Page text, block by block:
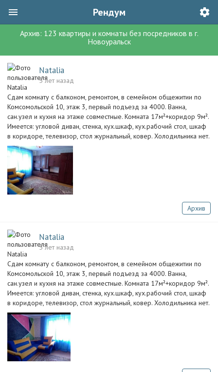
Рендум
Архив: 123 квартиры и комнаты без посредников в г.
Новоуральск
Natalia
5 лет назад
Сдам комнату с балконом, ремонтом, в семейном общежитии по
Комсомольской 10, этаж 3, первый подъезд за 4000. Ванна,
сан.узел и кухня на этаже совместные. Комната 17м²+коридор 9м².
Имеется: угловой диван, стенка, кух.шкаф, кух.рабочий стол, шкаф
в коридоре, телевизор, стол журнальный, ковер. Холодильника нет.
Архив
Natalia
5 лет назад
Сдам комнату с балконом, ремонтом, в семейном общежитии по
Комсомольской 10, этаж 3, первый подъезд за 4000. Ванна,
сан.узел и кухня на этаже совместные. Комната 17м²+коридор 9м².
Имеется: угловой диван, стенка, кух.шкаф, кух.рабочий стол, шкаф
в коридоре, телевизор, стол журнальный, ковер. Холодильника нет.